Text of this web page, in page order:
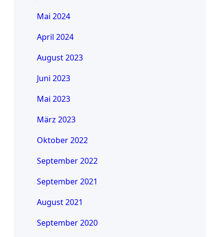
Mai 2024
April 2024
August 2023
Juni 2023
Mai 2023
März 2023
Oktober 2022
September 2022
September 2021
August 2021
September 2020